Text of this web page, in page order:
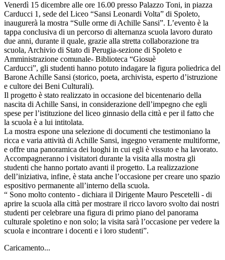
Venerdì 15 dicembre alle ore 16.00 presso Palazzo Toni, in piazza
Carducci 1, sede del Liceo “Sansi Leonardi Volta” di Spoleto,
inaugurerà la mostra “Sulle orme di Achille Sansi”. L’evento è la
tappa conclusiva di un percorso di alternanza scuola lavoro durato
due anni, durante il quale, grazie alla stretta collaborazione tra
scuola, Archivio di Stato di Perugia-sezione di Spoleto e
Amministrazione comunale- Biblioteca “Giosuè
Carducci”, gli studenti hanno potuto indagare la figura poliedrica del
Barone Achille Sansi (storico, poeta, archivista, esperto d’istruzione
e cultore dei Beni Culturali).
Il progetto è stato realizzato in occasione del bicentenario della
nascita di Achille Sansi, in considerazione dell’impegno che egli
spese per l’istituzione del liceo ginnasio della città e per il fatto che
la scuola è a lui intitolata.
La mostra espone una selezione di documenti che testimoniano la
ricca e varia attività di Achille Sansi, ingegno veramente multiforme,
e offre una panoramica dei luoghi in cui egli è vissuto e ha lavorato.
Accompagneranno i visitatori durante la visita alla mostra gli
studenti che hanno portato avanti il progetto. La realizzazione
dell’iniziativa, infine, è stata anche l’occasione per creare uno spazio
espositivo permanente all’interno della scuola.
“ Sono molto contento - dichiara il Dirigente Mauro Pescetelli - di
aprire la scuola alla città per mostrare il ricco lavoro svolto dai nostri
studenti per celebrare una figura di primo piano del panorama
culturale spoletino e non solo; la visita sarà l’occasione per vedere la
scuola e incontrare i docenti e i loro studenti”.
Caricamento...